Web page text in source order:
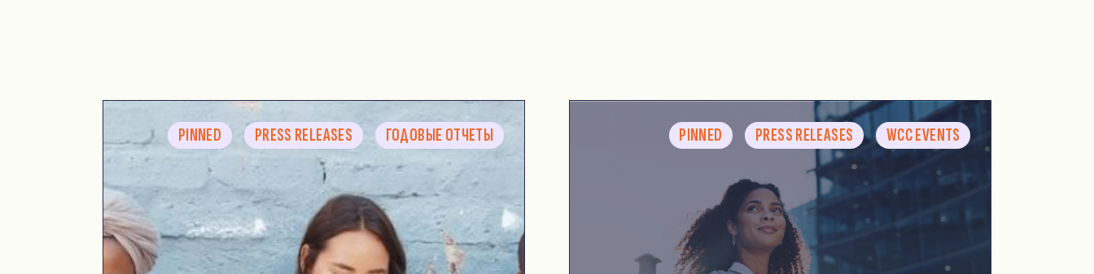
PINNED PRESS RELEASES ГОДОВЫЕ ОТЧЕТЫ PINNED PRESS RELEASES WCC EVENTS